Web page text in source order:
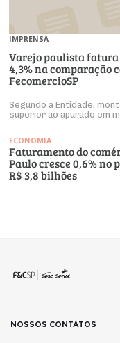
IMPRENSA
Varejo paulista fatura
4,3% na comparação
FecomercioSP
Segundo a Entidade,
superior ao apurado em
ECONOMIA
Faturamento do
Paulo cresce 0,6% no
R$ 3,8 bilhões
NOSSOS CONTATOS